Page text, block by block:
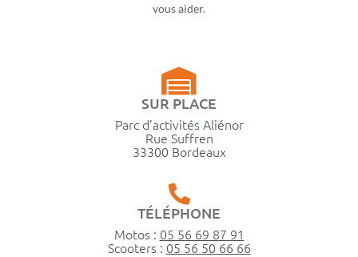
vous aider.
SUR PLACE
Parc d’activités Aliénor
Rue Suffren
33300 Bordeaux
TÉLÉPHONE
Motos : 05 56 69 87 91
Scooters : 05 56 50 66 66